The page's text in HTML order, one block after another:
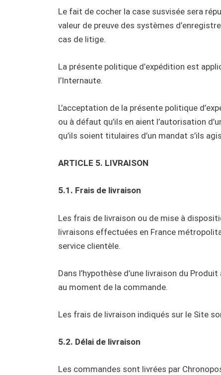
Le fait de cocher la case susvisée sera
valeur de preuve des systèmes
cas de litige.
La présente politique d’expédition est
l’Internaute.
L’acceptation de la présente politique
ou à défaut qu’ils en aient l’autorisation
qu’ils soient titulaires d’un mandat s’ils
ARTICLE 5. LIVRAISON
5.1. Frais de livraison
Les frais de livraison ou de mise à
livraisons effectuées en France
service clientèle.
Dans l’hypothèse d’une livraison du
au moment de la commande.
Les frais de livraison indiqués sur le Site
5.2. Délai de livraison
Les commandes sont livrées par